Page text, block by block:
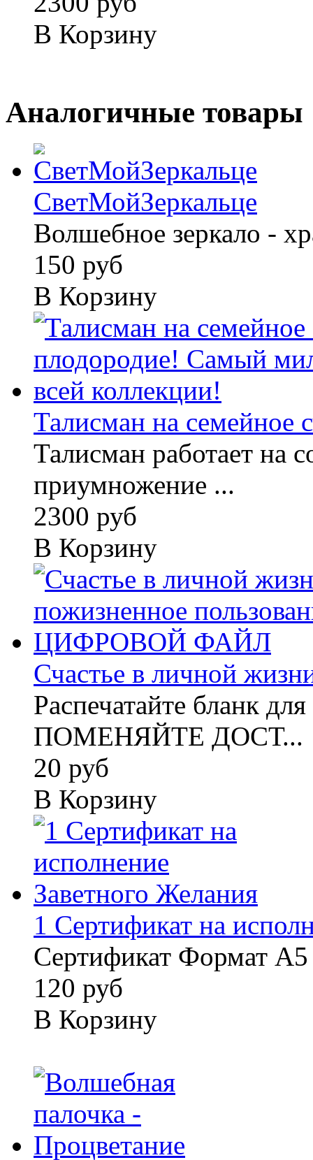
В Корзину
Аналогичные товары
СветМойЗеркальце
Волшебное зеркало -
150 руб
В Корзину
Талисман на семейное
Талисман работает на
приумножение ...
2300 руб
В Корзину
Счастье в личной
Распечатайте бланк
ПОМЕНЯЙТЕ ДОСТ...
20 руб
В Корзину
1 Сертификат на
Сертификат Формат А5
120 руб
В Корзину